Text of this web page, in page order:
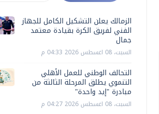
الزمالك يعلن التشكيل الكامل للجهاز
الفني لفريق الكرة بقيادة معتمد
جمال
السبت، 08 اغسطس 2026 04:33 م
التحالف الوطني للعمل الأهلي
التنموي يطلق المرحلة الثالثة من
مبادرة "إيد واحدة"
السبت، 08 اغسطس 2026 04:27 م